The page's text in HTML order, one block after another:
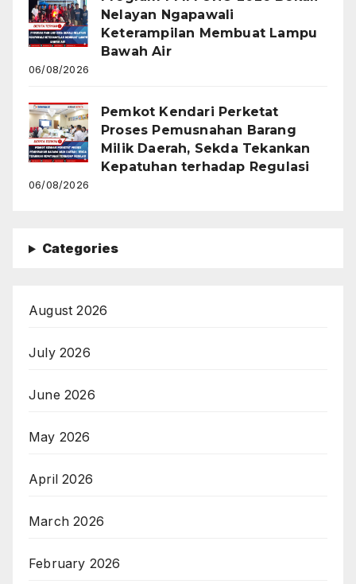
Nelayan Ngapawali
Keterampilan Membuat Lampu
Bawah Air
06/08/2026
Pemkot Kendari Perketat
Proses Pemusnahan Barang
Milik Daerah, Sekda Tekankan
Kepatuhan terhadap Regulasi
06/08/2026
Categories
August 2026
July 2026
June 2026
May 2026
April 2026
March 2026
February 2026